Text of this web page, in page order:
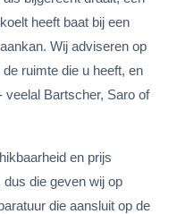
heeft baat bij een
Wij adviseren op
ruimte die u heeft, en
veelal Bartscher, Saro of
en prijs
die geven wij op
die aansluit op de